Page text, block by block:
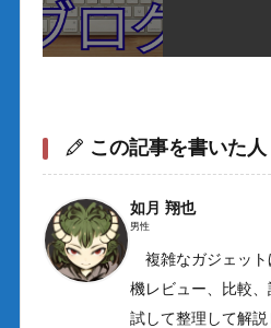
この記事を書いた人
如月 翔也
男性
複雑なガジェット
機レビュー、比較
試して整理して解説